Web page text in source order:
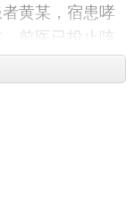
黄某，宿患哮
前医已投止咳
胀为鼓，大便不
曰：“患者此时
腑气，方可转
大便通，二剂
针对本质，治